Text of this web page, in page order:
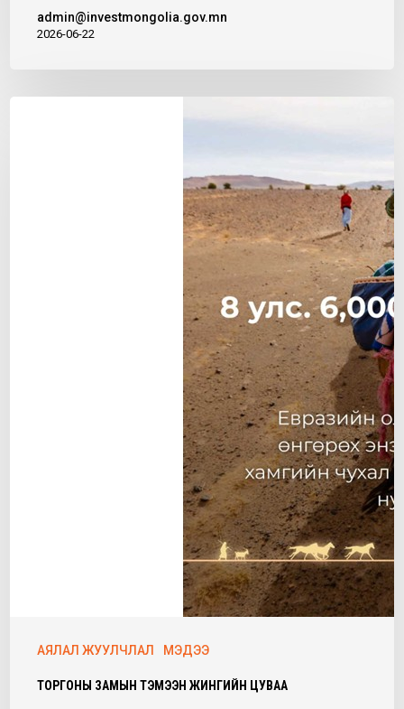
admin@investmongolia.gov.mn
2026-06-22
АЯЛАЛ ЖУУЛЧЛАЛ МЭДЭЭ
ТОРГОНЫ ЗАМЫН ТЭМЭЭН ЖИНГИЙН ЦУВАА